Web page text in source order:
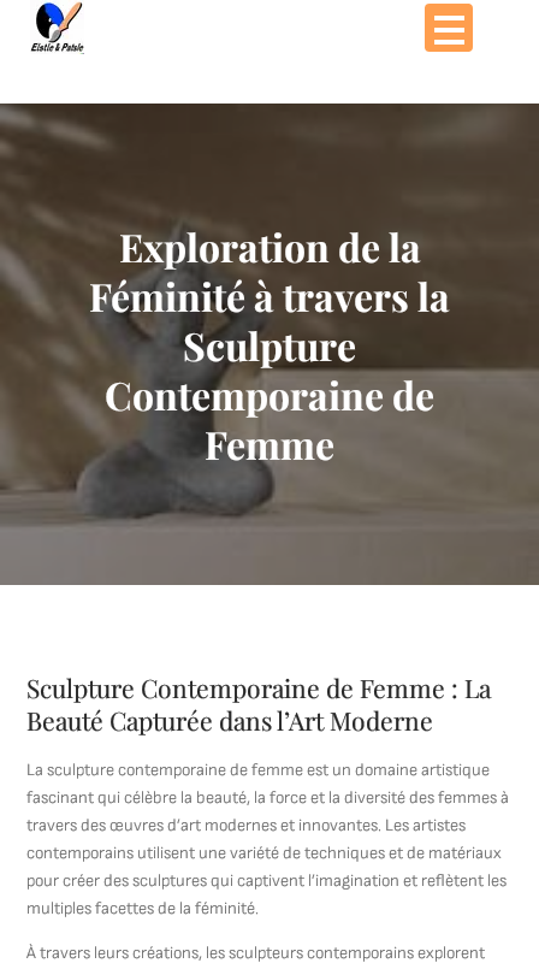
Passer
Exploration de la
Féminité à travers la
Sculpture
Contemporaine de
Femme
Sculpture Contemporaine de Femme : La
Beauté Capturée dans l’Art Moderne
La sculpture contemporaine de femme est un domaine artistique
fascinant qui célèbre la beauté, la force et la diversité des femmes à
travers des œuvres d’art modernes et innovantes. Les artistes
contemporains utilisent une variété de techniques et de matériaux
pour créer des sculptures qui captivent l’imagination et reflètent les
multiples facettes de la féminité.
À travers leurs créations, les sculpteurs contemporains explorent